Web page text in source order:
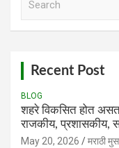
Recent Post
BLOG
शहरे विकसित होत
राजकीय, प्रशासकीय,
May 20, 2026 मराठी